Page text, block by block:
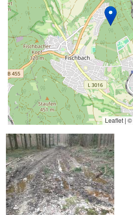
Leaflet | ©